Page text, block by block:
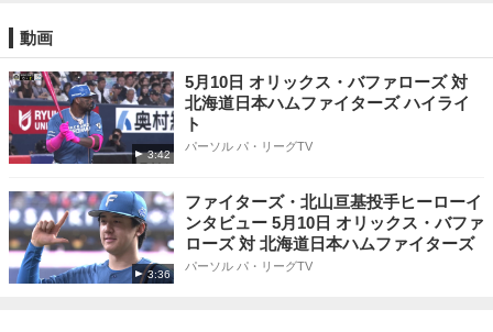
動画
3:42
5月10日 オリックス・バファローズ 対
北海道日本ハムファイターズ ハイライ
ト
パーソル パ・リーグTV
3:36
ファイターズ・北山亘基投手ヒーローイ
ンタビュー 5月10日 オリックス・バファ
ローズ 対 北海道日本ハムファイターズ
パーソル パ・リーグTV